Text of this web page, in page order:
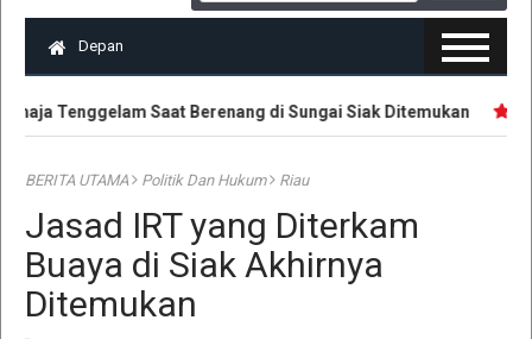
Depan
Tenggelam Saat Berenang di Sungai Siak Ditemukan Hak
BERITA UTAMA Politik Dan Hukum Riau
Jasad IRT yang Diterkam
Buaya di Siak Akhirnya
Ditemukan